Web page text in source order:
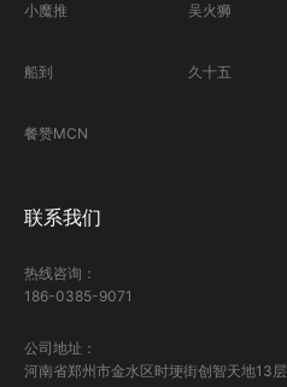
小魔推
船到
餐赞MCN
吴火狮
久十五
联系我们
热线咨询：
186-0385-9071
公司地址：
河南省郑州市金水区时埂街创智天地13层